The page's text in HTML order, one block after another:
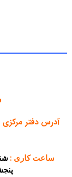
آدرس دفتر مرکزی
ساعت کاری :